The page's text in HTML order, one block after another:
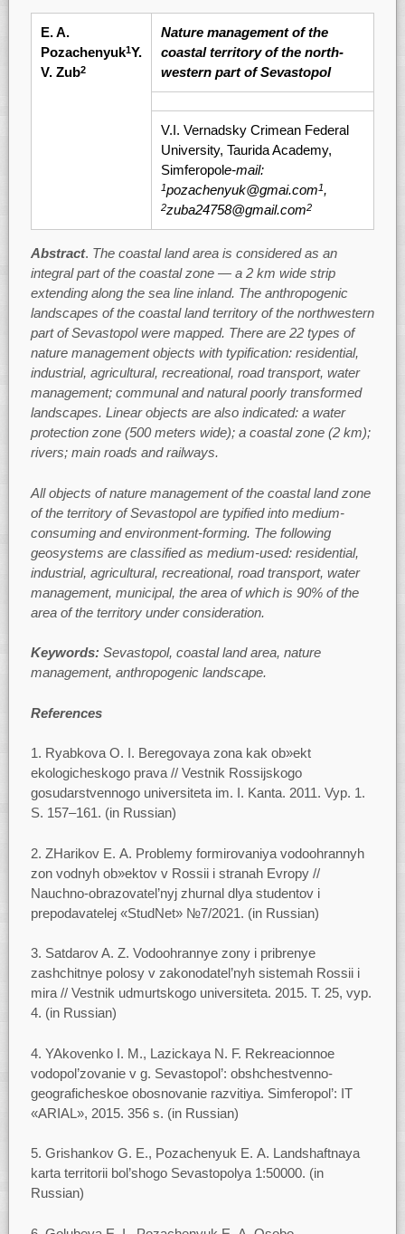
E. A.
Pozachenyuk1Y.
V. Zub2
Nature management of the
coastal territory of the north-
western part of Sevastopol
V.I. Vernadsky Crimean Federal
University, Taurida Academy,
Simferopole-mail:
1pozachenyuk@gmai.com1,
2zuba24758@gmail.com2
Abstract. The coastal land area is considered as an
integral part of the coastal zone — a 2 km wide strip
extending along the sea line inland. The anthropogenic
landscapes of the coastal land territory of the northwestern
part of Sevastopol were mapped. There are 22 types of
nature management objects with typification: residential,
industrial, agricultural, recreational, road transport, water
management; communal and natural poorly transformed
landscapes. Linear objects are also indicated: a water
protection zone (500 meters wide); a coastal zone (2 km);
rivers; main roads and railways.
All objects of nature management of the coastal land zone
of the territory of Sevastopol are typified into medium-
consuming and environment-forming. The following
geosystems are classified as medium-used: residential,
industrial, agricultural, recreational, road transport, water
management, municipal, the area of which is 90% of the
area of the territory under consideration.
Keywords: Sevastopol, coastal land area, nature
management, anthropogenic landscape.
References
1. Ryabkova O. I. Beregovaya zona kak ob»ekt
ekologicheskogo prava // Vestnik Rossijskogo
gosudarstvennogo universiteta im. I. Kanta. 2011. Vyp. 1.
S. 157–161. (in Russian)
2. ZHarikov E. A. Problemy formirovaniya vodoohrannyh
zon vodnyh ob»ektov v Rossii i stranah Evropy //
Nauchno-obrazovatel’nyj zhurnal dlya studentov i
prepodavatelej «StudNet» №7/2021. (in Russian)
3. Satdarov A. Z. Vodoohrannye zony i pribrenye
zashchitnye polosy v zakonodatel’nyh sistemah Rossii i
mira // Vestnik udmurtskogo universiteta. 2015. T. 25, vyp.
4. (in Russian)
4. YAkovenko I. M., Lazickaya N. F. Rekreacionnoe
vodopol’zovanie v g. Sevastopol’: obshchestvenno-
geograficheskoe obosnovanie razvitiya. Simferopol’: IT
«ARIAL», 2015. 356 s. (in Russian)
5. Grishankov G. E., Pozachenyuk E. A. Landshaftnaya
karta territorii bol’shogo Sevastopolya 1:50000. (in
Russian)